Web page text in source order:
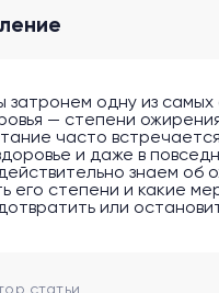
затронем одну из самых
— степени
часто
и даже в
знаем об
его степени и какие
или
статьи